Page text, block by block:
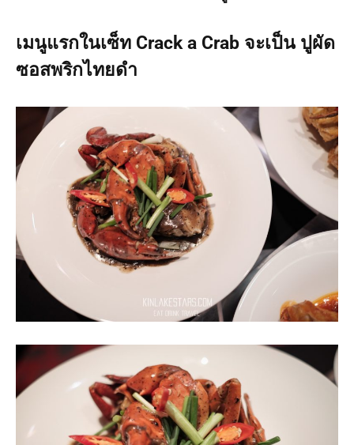
เมนูแรกในเซ็ท Crack a Crab จะเป็น ปูผัด
ซอสพริกไทยดำ